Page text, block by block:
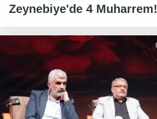
Zeynebiye'de 4 Muharrem!